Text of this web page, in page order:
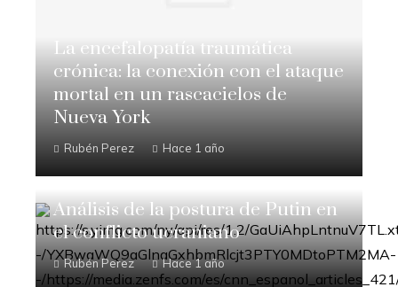
La encefalopatía traumática
crónica: la conexión con el ataque
mortal en un rascacielos de
Nueva York
Rubén Perez Hace 1 año
Análisis de la postura de Putin en
el conflicto ucraniano
Rubén Perez Hace 1 año